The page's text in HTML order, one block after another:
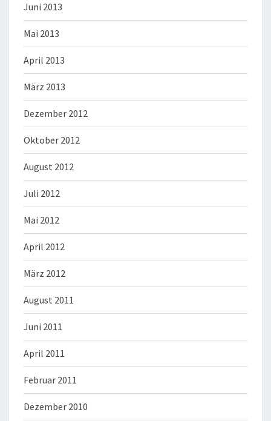
Juni 2013
Mai 2013
April 2013
März 2013
Dezember 2012
Oktober 2012
August 2012
Juli 2012
Mai 2012
April 2012
März 2012
August 2011
Juni 2011
April 2011
Februar 2011
Dezember 2010